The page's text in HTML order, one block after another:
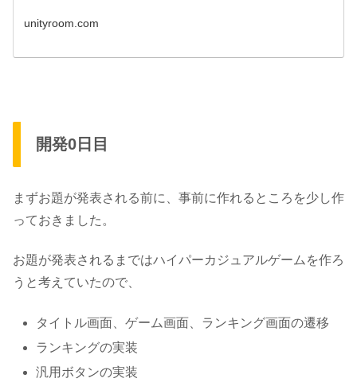
unityroom.com
開発0日目
まずお題が発表される前に、事前に作れるところを少し作
っておきました。
お題が発表されるまではハイパーカジュアルゲームを作ろ
うと考えていたので、
タイトル画面、ゲーム画面、ランキング画面の遷移
ランキングの実装
汎用ボタンの実装